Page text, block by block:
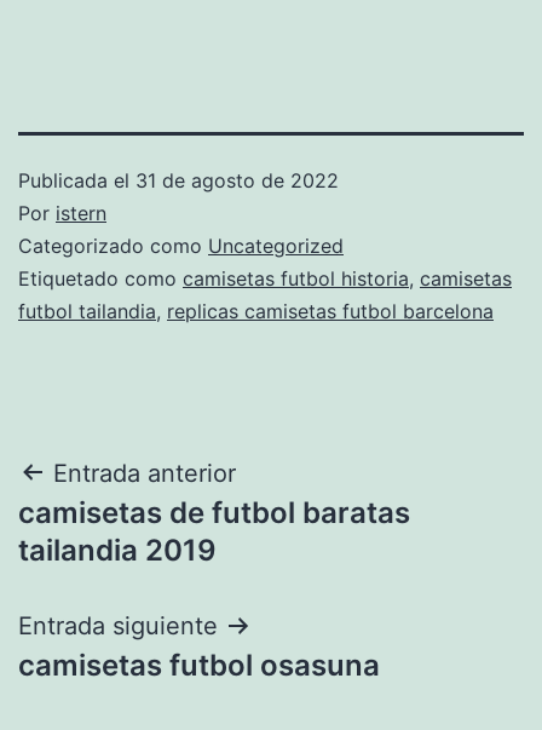
Publicada el 31 de agosto de 2022
Por istern
Categorizado como Uncategorized
Etiquetado como camisetas futbol historia, camisetas
futbol tailandia, replicas camisetas futbol barcelona
Navegación
de
Entrada anterior
camisetas de futbol baratas
tailandia 2019
Entrada siguiente
camisetas futbol osasuna